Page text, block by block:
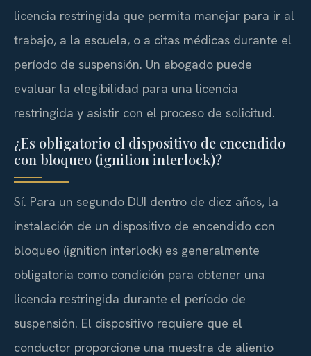
licencia restringida que permita manejar para ir al
trabajo, a la escuela, o a citas médicas durante el
período de suspensión. Un abogado puede
evaluar la elegibilidad para una licencia
restringida y asistir con el proceso de solicitud.
¿Es obligatorio el dispositivo de encendido
con bloqueo (ignition interlock)?
Sí. Para un segundo DUI dentro de diez años, la
instalación de un dispositivo de encendido con
bloqueo (ignition interlock) es generalmente
obligatoria como condición para obtener una
licencia restringida durante el período de
suspensión. El dispositivo requiere que el
conductor proporcione una muestra de aliento